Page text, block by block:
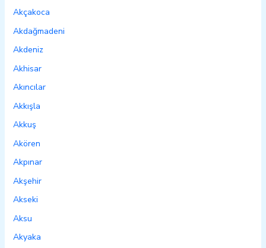
Akçakoca
Akdağmadeni
Akdeniz
Akhisar
Akıncılar
Akkışla
Akkuş
Akören
Akpınar
Akşehir
Akseki
Aksu
Akyaka